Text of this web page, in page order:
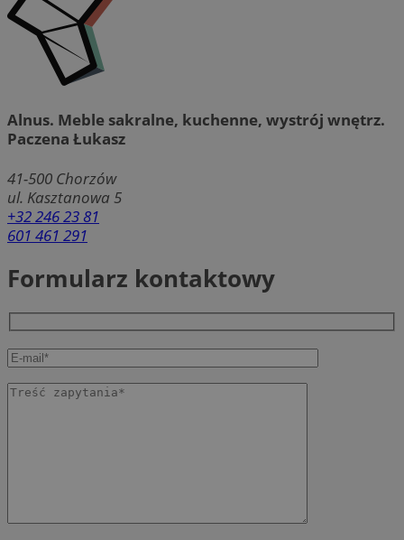
Alnus. Meble sakralne, kuchenne, wystrój wnętrz.
Paczena Łukasz
41-500 Chorzów
ul. Kasztanowa 5
+32 246 23 81
601 461 291
Formularz kontaktowy